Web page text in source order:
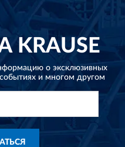
KRAUSE
о эксклюзивных
и многом другом